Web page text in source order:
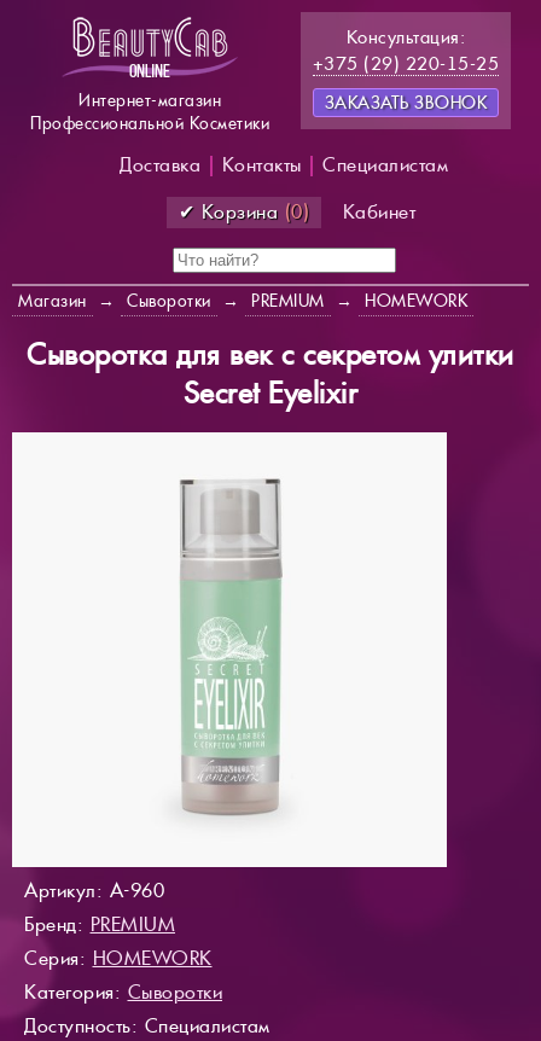
Интернет-магазин
Профессиональной Косметики
Консультация:
+375 (29) 220-15-25
ЗАКАЗАТЬ ЗВОНОК
Доставка Контакты
Специалистам
✔ Корзина (0) Кабинет
Магазин → Сыворотки → PREMIUM → HOMEWORK
Сыворотка для век с секретом улитки
Secret Eyelixir
Артикул: A-960
Бренд: PREMIUM
Серия: HOMEWORK
Категория: Сыворотки
Доступность: Специалистам